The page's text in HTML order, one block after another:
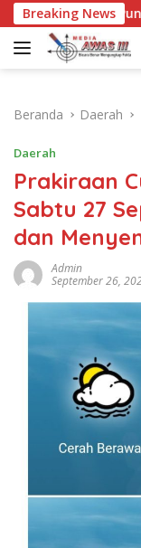
Langsung
ke
konten
Breaking News
Pelepasan
Beranda Daerah
Daerah
Prakiraan
Sabtu 27
dan
Admin
September 26,